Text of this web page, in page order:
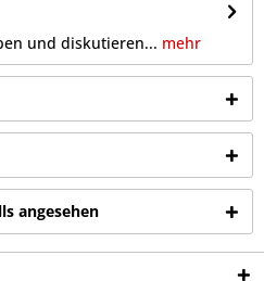
und diskutieren... mehr
angesehen